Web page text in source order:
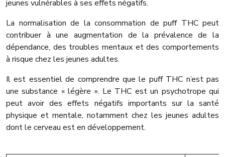
jeunes vulnérables à ses effets négatifs.
La normalisation de la consommation de puff THC peut
contribuer à une augmentation de la prévalence de la
dépendance, des troubles mentaux et des comportements
à risque chez les jeunes adultes.
Il est essentiel de comprendre que le puff THC n’est pas
une substance « légère ». Le THC est un psychotrope qui
peut avoir des effets négatifs importants sur la santé
physique et mentale, notamment chez les jeunes adultes
dont le cerveau est en développement.